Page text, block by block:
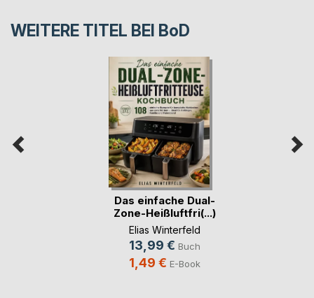
WEITERE TITEL BEI BoD
Das einfache Dual-
Zone-Heißluftfri(...)
Elias Winterfeld
13,99 € Buch
1,49 € E-Book